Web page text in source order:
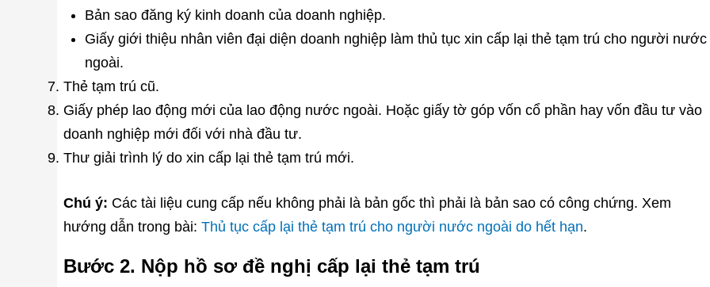
Bản sao đăng ký kinh doanh của doanh nghiệp.
Giấy giới thiệu nhân viên đại diện doanh nghiệp làm thủ tục xin cấp lại thẻ tạm trú cho người nước
ngoài.
Thẻ tạm trú cũ.
Giấy phép lao động mới của lao động nước ngoài. Hoặc giấy tờ góp vốn cổ phần hay vốn đầu tư vào
doanh nghiệp mới đối với nhà đầu tư.
Thư giải trình lý do xin cấp lại thẻ tạm trú mới.
Chú ý: Các tài liệu cung cấp nếu không phải là bản gốc thì phải là bản sao có công chứng. Xem
hướng dẫn trong bài: Thủ tục cấp lại thẻ tạm trú cho người nước ngoài do hết hạn.
Bước 2. Nộp hồ sơ đề nghị cấp lại thẻ tạm trú